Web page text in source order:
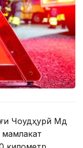
Чоудҳурй Мд
мамлакат